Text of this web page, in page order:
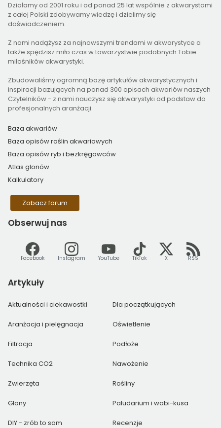
Działamy od 2001 roku i od ponad 25 lat wspólnie z akwarystami
z całej Polski zdobywamy wiedzę i dzielimy się
doświadczeniem.
Z nami nadążysz za najnowszymi trendami w akwarystyce a
także spędzisz miło czas w towarzystwie podobnych Tobie
miłośników akwarystyki.
Zbudowaliśmy ogromną bazę artykułów akwarystycznych i
inspiracji bazujących na ponad 300 opisach akwariów naszych
Czytelników - z nami nauczysz się akwarystyki od podstaw do
profesjonalnych aranżacji.
Baza akwariów
Baza opisów roślin akwariowych
Baza opisów ryb i bezkręgowców
Atlas glonów
Kalkulatory
Zobacz forum
Obserwuj nas
Facebook Instagram YouTube TikTok X RSS
Artykuły
Aktualności i ciekawostki Dla początkujących
Aranżacja i pielęgnacja Oświetlenie
Filtracja Podłoże
Technika CO2 Nawożenie
Zwierzęta Rośliny
Glony Paludarium i wabi-kusa
DIY - zrób to sam Recenzje